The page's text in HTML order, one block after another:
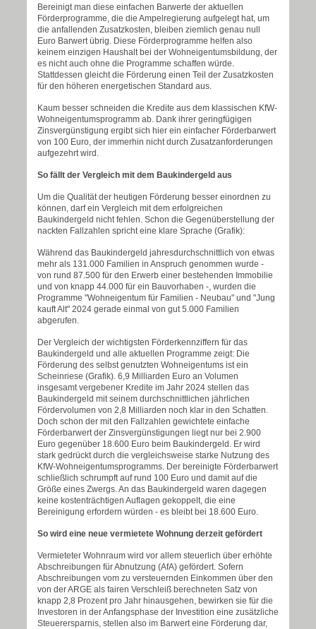
Bereinigt man diese einfachen Barwerte der aktuellen
Förderprogramme, die die Ampelregierung aufgelegt hat, um
die anfallenden Zusatzkosten, bleiben ziemlich genau null
Euro Barwert übrig. Diese Förderprogramme helfen also
keinem einzigen Haushalt bei der Wohneigentumsbildung, der
es nicht auch ohne die Programme schaffen würde.
Stattdessen gleicht die Förderung einen Teil der Zusatzkosten
für den höheren energetischen Standard aus.
Kaum besser schneiden die Kredite aus dem klassischen KfW-
Wohneigentumsprogramm ab. Dank ihrer geringfügigen
Zinsvergünstigung ergibt sich hier ein einfacher Förderbarwert
von 100 Euro, der immerhin nicht durch Zusatzanforderungen
aufgezehrt wird.
So fällt der Vergleich mit dem Baukindergeld aus
Um die Qualität der heutigen Förderung besser einordnen zu
können, darf ein Vergleich mit dem erfolgreichen
Baukindergeld nicht fehlen. Schon die Gegenüberstellung der
nackten Fallzahlen spricht eine klare Sprache (Grafik):
Während das Baukindergeld jahresdurchschnittlich von etwas
mehr als 131.000 Familien in Anspruch genommen wurde -
von rund 87.500 für den Erwerb einer bestehenden Immobilie
und von knapp 44.000 für ein Bauvorhaben -, wurden die
Programme "Wohneigentum für Familien - Neubau" und "Jung
kauft Alt" 2024 gerade einmal von gut 5.000 Familien
abgerufen.
Der Vergleich der wichtigsten Förderkennziffern für das
Baukindergeld und alle aktuellen Programme zeigt: Die
Förderung des selbst genutzten Wohneigentums ist ein
Scheinriese (Grafik). 6,9 Milliarden Euro an Volumen
insgesamt vergebener Kredite im Jahr 2024 stellen das
Baukindergeld mit seinem durchschnittlichen jährlichen
Fördervolumen von 2,8 Milliarden noch klar in den Schatten.
Doch schon der mit den Fallzahlen gewichtete einfache
Förderbarwert der Zinsvergünstigungen liegt nur bei 2.900
Euro gegenüber 18.600 Euro beim Baukindergeld. Er wird
stark gedrückt durch die vergleichsweise starke Nutzung des
KfW-Wohneigentumsprogramms. Der bereinigte Förderbarwert
schließlich schrumpft auf rund 100 Euro und damit auf die
Größe eines Zwergs. An das Baukindergeld waren dagegen
keine kostenträchtigen Auflagen gekoppelt, die eine
Bereinigung erfordern würden - es bleibt bei 18.600 Euro.
So wird eine neue vermietete Wohnung derzeit gefördert
Vermieteter Wohnraum wird vor allem steuerlich über erhöhte
Abschreibungen für Abnutzung (AfA) gefördert. Sofern
Abschreibungen vom zu versteuernden Einkommen über den
von der ARGE als fairen Verschleiß berechneten Satz von
knapp 2,8 Prozent pro Jahr hinausgehen, bewirken sie für die
Investoren in der Anfangsphase der Investition eine zusätzliche
Steuerersparnis, stellen also im Barwert eine Förderung dar,